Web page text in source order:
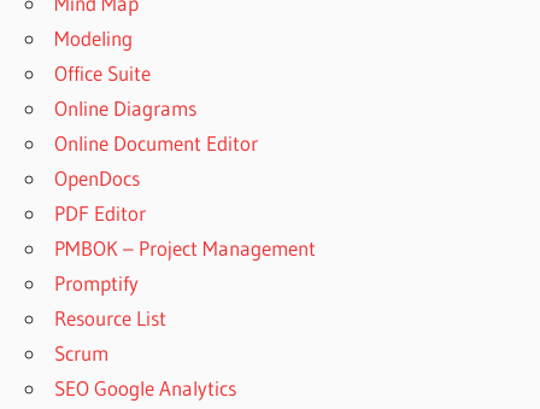
Modeling
Office Suite
Online Diagrams
Online Document Editor
OpenDocs
PDF Editor
PMBOK – Project Management
Promptify
Resource List
Scrum
SEO Google Analytics